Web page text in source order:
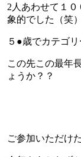
2人あわせて１
象的でした（笑）
５●歳でカテゴ
この先この最年
ょうか？？
ご参加いただけ